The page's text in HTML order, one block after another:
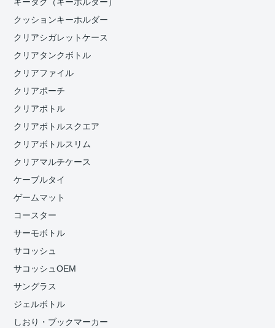
クッションキーホルダー
クリアシガレットケース
クリアタンクボトル
クリアファイル
クリアポーチ
クリアボトル
クリアボトルスクエア
クリアボトルスリム
クリアマルチケース
ケーブルタイ
ゲームマット
コースター
サーモボトル
サコッシュ
サコッシュOEM
サングラス
ジェルボトル
しおり・ブックマーカー